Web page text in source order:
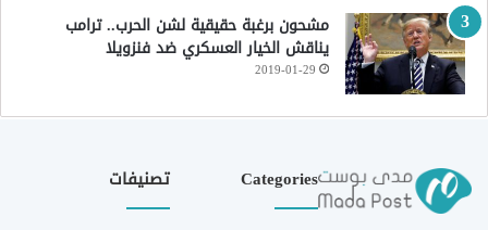
مشحون برغبة حقيقية لشن الحرب.. ترامب
يناقش الخيار العسكري ضد فنزويلا
2019-01-29
Categories تصنيفات